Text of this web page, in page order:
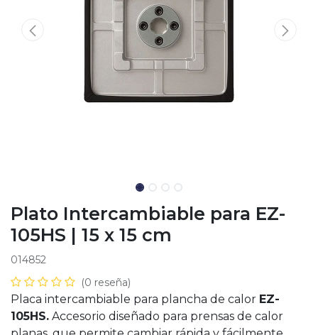
Plato Intercambiable para EZ-
105HS | 15 x 15 cm
014852
(0 reseña)
Placa intercambiable para plancha de calor EZ-
105HS. Accesorio diseñado para prensas de calor